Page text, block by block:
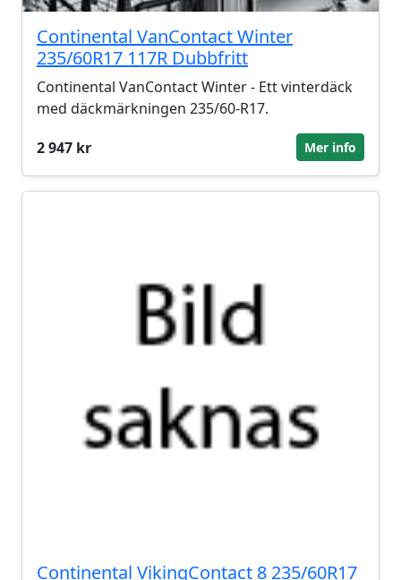
Continental VanContact Winter
235/60R17 117R Dubbfritt
Continental VanContact Winter - Ett vinterdäck
med däckmärkningen 235/60-R17.
2 947 kr
Mer info
Continental VikingContact 8 235/60R17